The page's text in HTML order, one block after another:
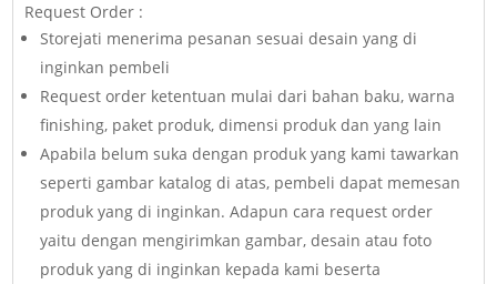
Request Order :
Storejati menerima pesanan sesuai desain yang di
inginkan pembeli
Request order ketentuan mulai dari bahan baku, warna
finishing, paket produk, dimensi produk dan yang lain
Apabila belum suka dengan produk yang kami tawarkan
seperti gambar katalog di atas, pembeli dapat memesan
produk yang di inginkan. Adapun cara request order
yaitu dengan mengirimkan gambar, desain atau foto
produk yang di inginkan kepada kami beserta